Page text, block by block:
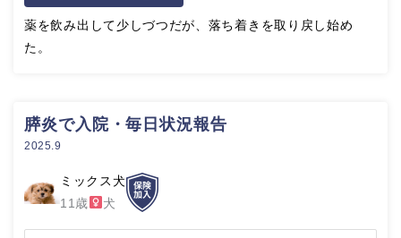
薬を飲み出して少しづつだが、落ち着きを取り戻し始め
た。
膵炎で入院・毎日状況報告
2025.9
ミックス犬
11歳
犬